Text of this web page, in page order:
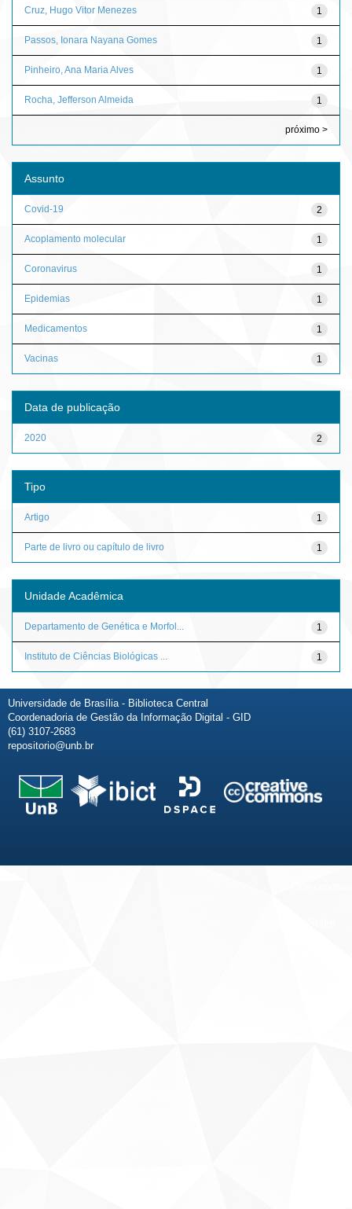
1
Cruz, Hugo Vitor Menezes
1
Passos, Ionara Nayana Gomes
1
Pinheiro, Ana Maria Alves
1
Rocha, Jefferson Almeida
próximo >
Assunto
2
Covid-19
1
Acoplamento molecular
1
Coronavirus
1
Epidemias
1
Medicamentos
1
Vacinas
Data de publicação
2
2020
Tipo
1
Artigo
1
Parte de livro ou capítulo de livro
Unidade Acadêmica
1
Departamento de Genética e Morfol...
1
Instituto de Ciências Biológicas ...
Universidade de Brasília - Biblioteca Central
Coordenadoria de Gestão da Informação Digital - GID
(61) 3107-2683
repositorio@unb.br